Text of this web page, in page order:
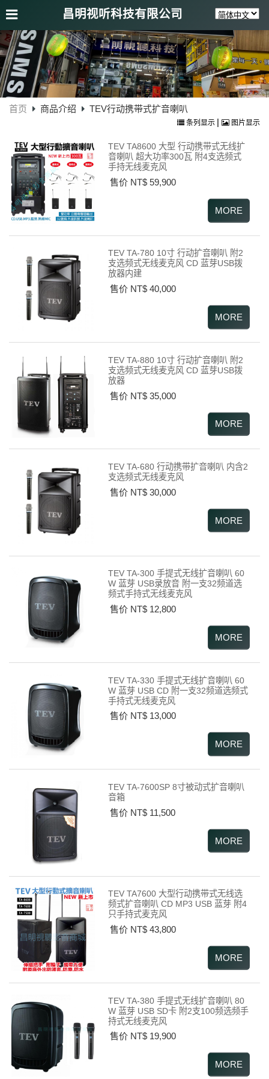
昌明视听科技有限公司
首页 商品介绍 TEV行动携带式扩音喇叭
条列显示 | 图片显示
TEV TA8600 大型 行动携带式无线扩
音喇叭 超大功率300瓦 附4支选频式
手持无线麦克风
售价 NT$ 59,900
TEV TA-780 10寸 行动扩音喇叭 附2
支选频式无线麦克风 CD 蓝芽USB拨
放器内建
售价 NT$ 40,000
TEV TA-880 10寸 行动扩音喇叭 附2
支选频式无线麦克风 CD 蓝芽USB拨
放器
售价 NT$ 35,000
TEV TA-680 行动携带扩音喇叭 内含2
支选频式无线麦克风
售价 NT$ 30,000
TEV TA-300 手提式无线扩音喇叭 60
W 蓝芽 USB录放音 附一支32频道选
频式手持式无线麦克风
售价 NT$ 12,800
TEV TA-330 手提式无线扩音喇叭 60
W 蓝芽 USB CD 附一支32频道选频式
手持式无线麦克风
售价 NT$ 13,000
TEV TA-7600SP 8寸被动式扩音喇叭
音箱
售价 NT$ 11,500
TEV TA7600 大型行动携带式无线选
频式扩音喇叭 CD MP3 USB 蓝芽 附4
只手持式麦克风
售价 NT$ 43,800
TEV TA-380 手提式无线扩音喇叭 80
W 蓝芽 USB SD卡 附2支100频选频手
持式无线麦克风
售价 NT$ 19,900